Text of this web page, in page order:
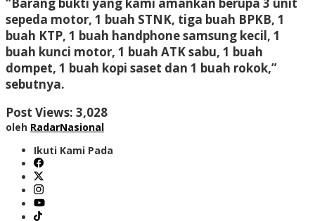
sepeda motor, 1 buah STNK, tiga buah BPKB, 1
buah KTP, 1 buah handphone samsung kecil, 1
buah kunci motor, 1 buah ATK sabu, 1 buah
dompet, 1 buah kopi saset dan 1 buah rokok,”
sebutnya.
Post Views: 3,028
oleh RadarNasional
Ikuti Kami Pada